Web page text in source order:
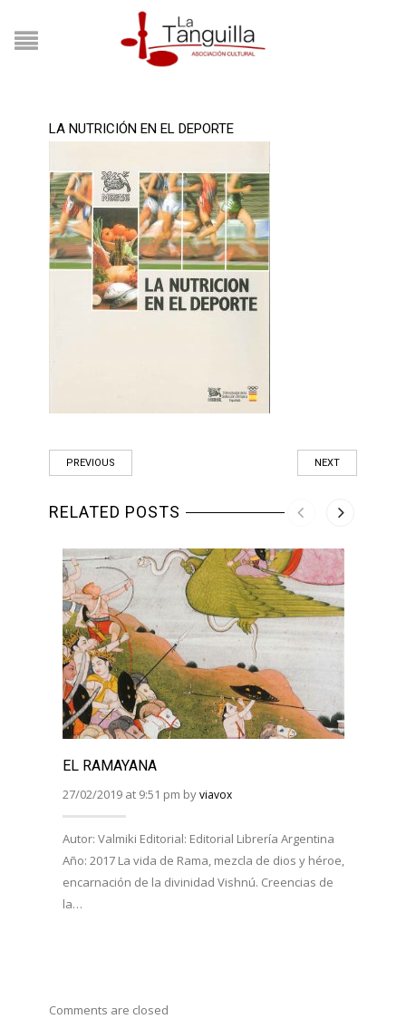
LA NUTRICIÓN EN EL DEPORTE
PREVIOUS NEXT
RELATED POSTS
EL RAMAYANA
27/02/2019 at 9:51 pm byviavox
Autor: Valmiki Editorial: Editorial Librería Argentina
Año: 2017 La vida de Rama, mezcla de dios y héroe,
encarnación de la divinidad Vishnú. Creencias de
la…
Comments are closed